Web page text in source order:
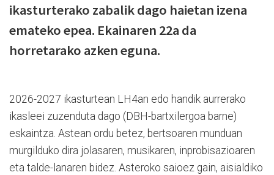
ikasturterako zabalik dago haietan izena
emateko epea. Ekainaren 22a da
horretarako azken eguna.
2026-2027 ikasturtean LH4an edo handik aurrerako
ikasleei zuzenduta dago (DBH-bartxilergoa barne)
eskaintza. Astean ordu betez, bertsoaren munduan
murgilduko dira jolasaren, musikaren, inprobisazioaren
eta talde-lanaren bidez. Asteroko saioez gain, aisialdiko